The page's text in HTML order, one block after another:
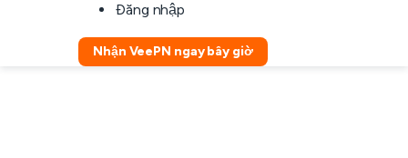
Đăng nhập
Nhận VeePN ngay bây giờ